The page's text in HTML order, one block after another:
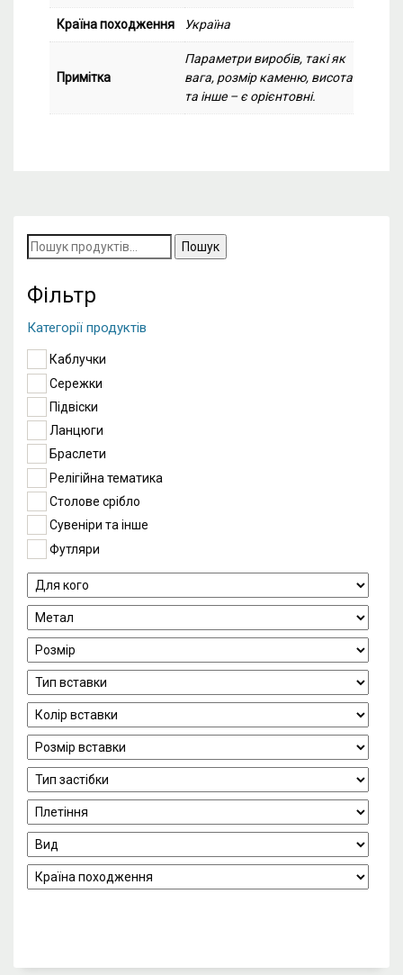
Країна походження Україна
Примітка
Параметри виробів, такі як
вага, розмір каменю, висота
та інше – є орієнтовні.
Пошук
за
запитом:
Фільтр
Категорії продуктів
Каблучки
Сережки
Підвіски
Ланцюги
Браслети
Релігійна тематика
Столове срібло
Сувеніри та інше
Футляри